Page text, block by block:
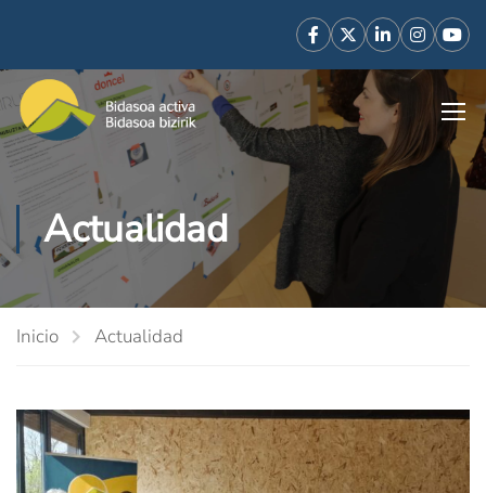
Actualidad
Inicio Actualidad